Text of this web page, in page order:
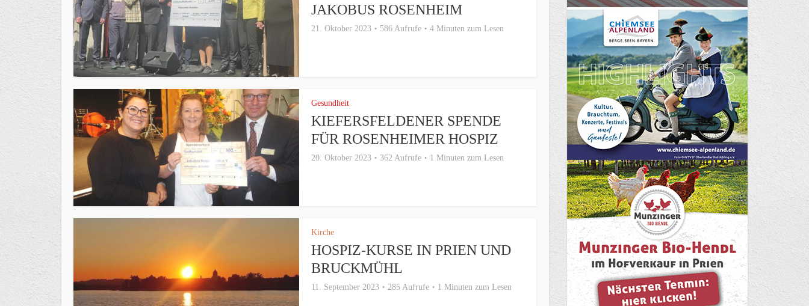
JAKOBUS ROSENHEIM
21. Oktober 2023 586 Aufrufe 4 Minuten zum Lesen
Gesundheit
KIEFERSFELDENER SPENDE
FÜR ROSENHEIMER HOSPIZ
20. Oktober 2023 362 Aufrufe 1 Minuten zum Lesen
Kirche
HOSPIZ-KURSE IN PRIEN UND
BRUCKMÜHL
11. September 2023 285 Aufrufe 1 Minuten zum Lesen